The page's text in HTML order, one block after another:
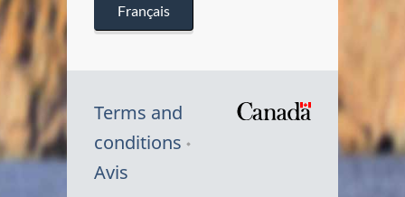
Français
Terms and
conditions
Avis
Symbole